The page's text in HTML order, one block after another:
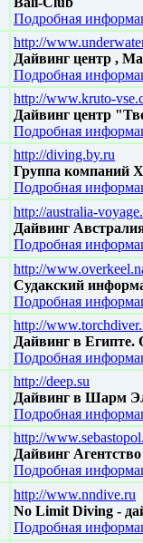
Подробная
http://
Дайвинг центр ,
Подробная
http://www.kruto-
Дайвинг центр
Подробная
http://diving.by.ru
Группа компаний
Подробная
http://australia-
Дайвинг
Подробная
http://
Судакский
Подробная
http://
Дайвинг в Египте.
Подробная
http://deep.su
Дайвинг в Шарм
Подробная
http://
Дайвинг Агентство
Подробная
http://www.nndive.ru
No Limit Diving -
Подробная